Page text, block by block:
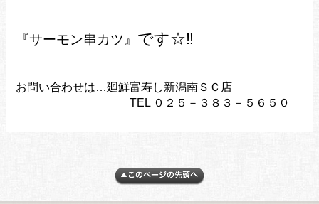
『サーモン串カツ』 です☆‼
お問い合わせは…廻鮮富寿し新潟南ＳＣ店
TEL ０２５－３８３－５６５０